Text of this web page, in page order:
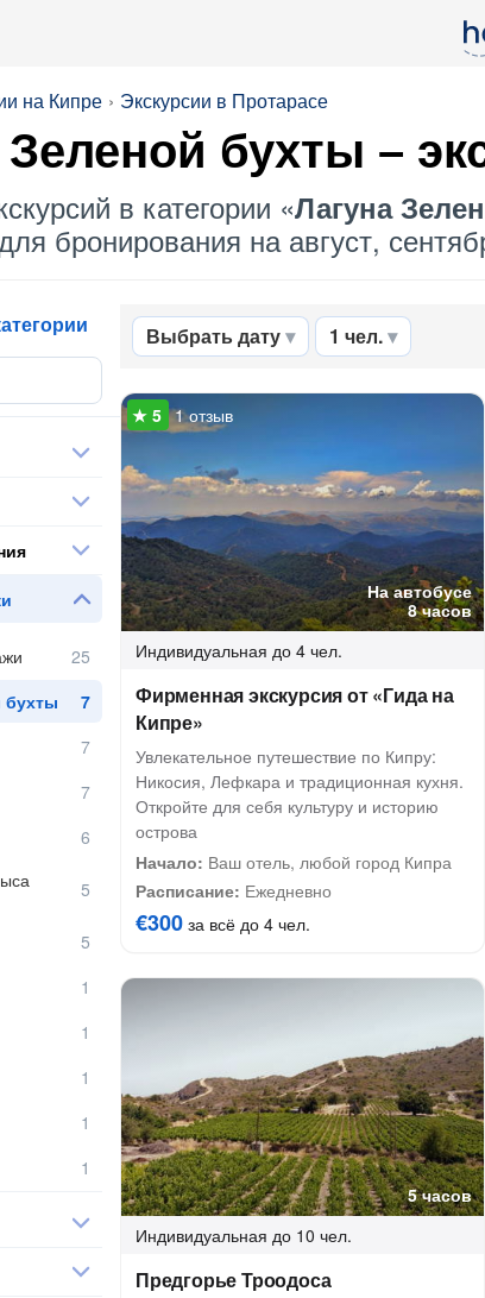
на Кипре Экскурсии в Протарасе
Зеленой бухты –
в категории «Лагуна
бронирования на август,
Выбрать дату 1 чел.
На автобусе
8 часов
1 отзыв
Индивидуальная до 4 чел.
Фирменная экскурсия от «Гида на
Кипре»
Увлекательное путешествие по Кипру:
Никосия, Лефкара и традиционная кухня.
Откройте для себя культуру и историю
острова
Начало: Ваш отель, любой город Кипра
Расписание: Ежедневно
€300 за всё до 4 чел.
5 часов
Индивидуальная до 10 чел.
Предгорье Троодоса
бухты